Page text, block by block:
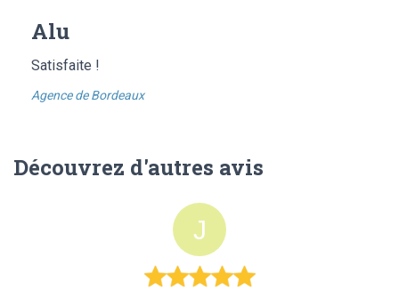
Alu
Satisfaite !
Agence de Bordeaux
Découvrez d'autres avis